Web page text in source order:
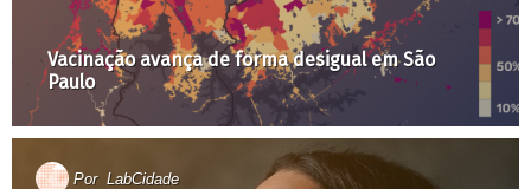
Vacinação avança de forma desigual em São
Paulo
Por LabCidade